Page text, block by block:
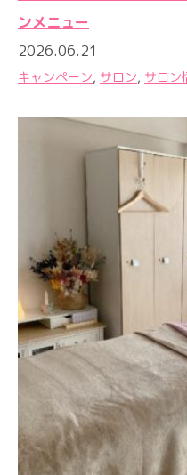
ンメニュー
2026.06.21
キャンペーン, サロン, サロン